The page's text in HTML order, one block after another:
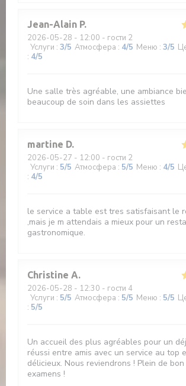
Jean-Alain P
2026-05-28 - 12:00 - гости 2
Услуги : 3/5 Атмосфера : 4/5 Меню : 3/5
: 4/5
Une salle très agréable, une ambiance
beaucoup de soin dans les assiettes
martine D
2026-05-27 - 12:00 - гости 2
Услуги : 5/5 Атмосфера : 5/5 Меню : 4/5
: 4/5
le service a table est tres satisfaisant le
,mais je m attendais a mieux pour un
gastronomique.
Christine A
2026-05-28 - 12:30 - гости 4
Услуги : 5/5 Атмосфера : 5/5 Меню : 5/5
: 5/5
Un accueil des plus agréables pour un
réussi entre amis avec un service au top
délicieux. Nous reviendrons ! Plein de
examens !